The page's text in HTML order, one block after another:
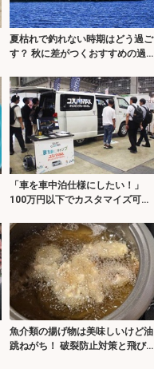
夏枯れで釣れない時期はどう過ご
す？ 秋に差がつくおすすめの過
「車を車中泊仕様にしたい！」
100万円以下でカスタマイズ可能
魚介類の揚げ物は美味しいけど油
跳ねがち！ 破裂防止対策と飛び